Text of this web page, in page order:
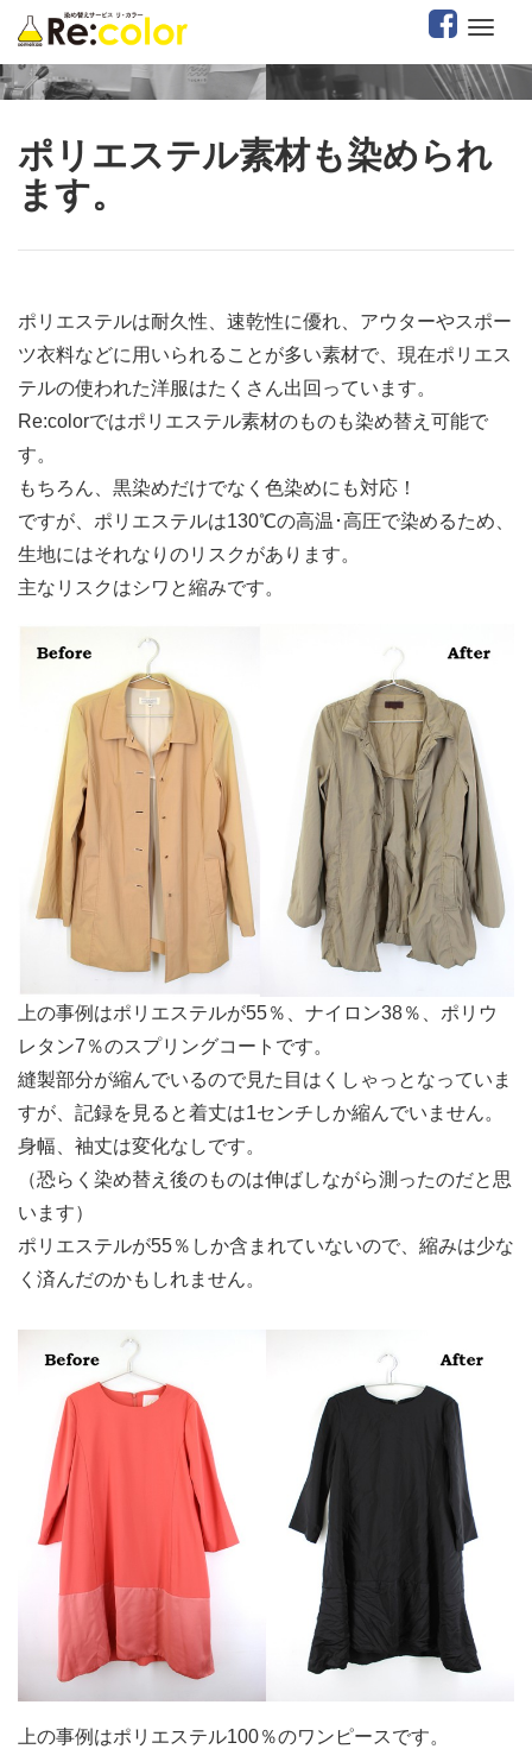
ポリエステル素材も染められ
ます。
ポリエステルは耐久性、速乾性に優れ、アウターやスポー
ツ衣料などに用いられることが多い素材で、現在ポリエス
テルの使われた洋服はたくさん出回っています。
Re:colorではポリエステル素材のものも染め替え可能で
す。
もちろん、黒染めだけでなく色染めにも対応！
ですが、ポリエステルは130℃の高温･高圧で染めるため、
生地にはそれなりのリスクがあります。
主なリスクはシワと縮みです。
上の事例はポリエステルが55％、ナイロン38％、ポリウ
レタン7％のスプリングコートです。
縫製部分が縮んでいるので見た目はくしゃっとなっていま
すが、記録を見ると着丈は1センチしか縮んでいません。
身幅、袖丈は変化なしです。
（恐らく染め替え後のものは伸ばしながら測ったのだと思
います）
ポリエステルが55％しか含まれていないので、縮みは少な
く済んだのかもしれません。
上の事例はポリエステル100％のワンピースです。